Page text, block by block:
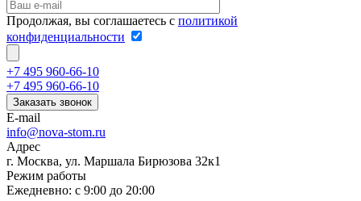
Продолжая, вы соглашаетесь с политикой
конфиденциальности
+7 495 960-66-10
+7 495 960-66-10
Заказать звонок
E-mail
info@nova-stom.ru
Адрес
г. Москва, ул. Маршала Бирюзова 32к1
Режим работы
Ежедневно: с 9:00 до 20:00